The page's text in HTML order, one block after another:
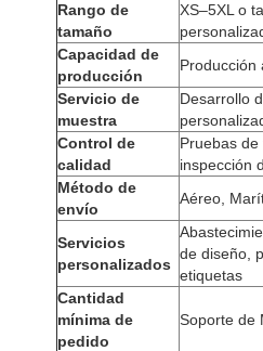
Rango de
tamaño
XS–5XL o
Capacidad de
producción
Producción
Servicio de
muestra
Desarrollo
Control de
calidad
Pruebas de
inspección
Método de
envío
Aéreo,
Servicios
personalizados
de diseño,
etiquetas
Cantidad
mínima de
pedido
Soporte de